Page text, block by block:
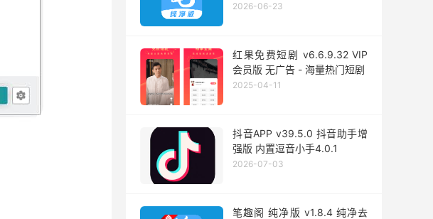
2026-06-23
红果免费短剧 v6.6.9.32 VIP
会员版 无广告 - 海量热门短剧
2025-04-11
抖音APP v39.5.0 抖音助手增
强版 内置逗音小手4.0.1
2026-07-03
笔趣阁 纯净版 v1.8.4 纯净去